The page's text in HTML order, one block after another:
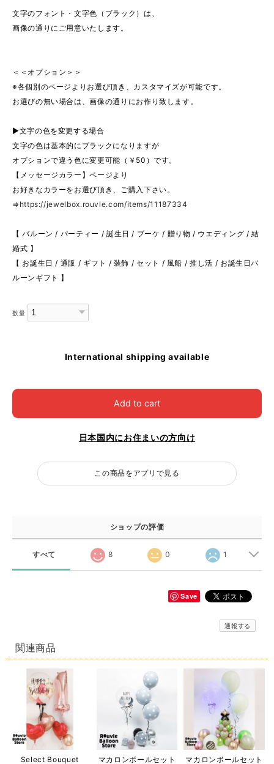
文字のフォント・文字色（ブラック）は、
画像の通りにご用意いたします。
＜＜オプション＞＞
※各個別のページよりお選び頂き、カスタマイズが可能です。
お選びの無い場合は、画像の通りにお作り致します。
▶︎文字の色を変更する場合
文字の色は基本的にブラックになりますが
オプションで違う色に変更可能（￥50）です。
【メッセージカラー】ページより
お好きなカラーをお選び頂き、ご購入下さい。
⇒ https://jewelbox.rouvle.com/items/11187334
【 バルーン / パーティー / 誕生日 / ブーケ / 贈り物 / ウエディング / 結
婚式 】
【 お誕生日 / 通販 / ギフト / 装飾 / セット / 風船 / 推し活 / お誕生日バ
ルーンギフト 】
数量
International shipping available
Add to cart
日本国内にお住まいの方向け
この商品をアプリで見る
ショップの評価
すべて 8 0 1
Save
通報する
関連商品
Select Bouquet
マカロンボールセット
マカロンボールセット